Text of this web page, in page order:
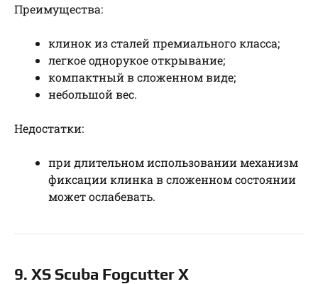
Преимущества:
клинок из сталей премиального класса;
легкое однорукое открывание;
компактный в сложенном виде;
небольшой вес.
Недостатки:
при длительном использовании механизм
фиксации клинка в сложенном состоянии
может ослабевать.
9. XS Scuba Fogcutter X